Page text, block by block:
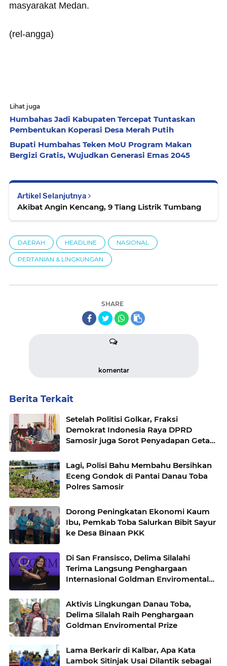
masyarakat Medan.
(rel-angga)
Lihat juga
Humbahas Jadi Kabupaten Tercepat Tuntaskan
Pembentukan Koperasi Desa Merah Putih
Bupati Humbahas Teken MoU Program Makan
Bergizi Gratis, Wujudkan Generasi Emas 2045
Artikel Selanjutnya
Akibat Angin Kencang, 9 Tiang Listrik Tumbang
DAERAH HEADLINE NASIONAL
PERTANIAN & LINGKUNGAN
SHARE
komentar
Berita Terkait
Setelah Politisi Golkar, Fraksi
Demokrat Indonesia Raya DPRD
Samosir juga Sorot Penyadapan Getah
Lagi, Polisi Bahu Membahu Bersihkan
Eceng Gondok di Pantai Danau Toba
Polres Samosir
Dorong Peningkatan Ekonomi Kaum
Ibu, Pemkab Toba Salurkan Bibit Sayur
ke Desa Binaan PKK
Di San Fransisco, Delima Silalahi
Terima Langsung Penghargaan
Internasional Goldman Enviromental
Aktivis Lingkungan Danau Toba,
Delima Silalah Raih Penghargaan
Goldman Enviromental Prize
Lama Berkarir di Kalbar, Apa Kata
Lambok Sitinjak Usai Dilantik sebagai